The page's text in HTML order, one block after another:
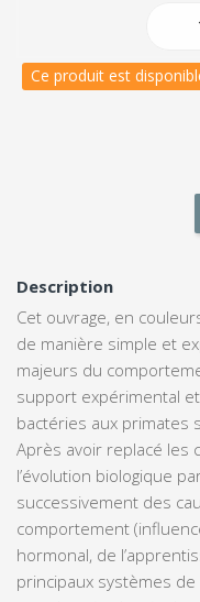
Ce produit est
Description
Cet ouvrage, en
de manière simple et
majeurs du
support expérimental
bactéries aux primates
Après avoir replacé les
l’évolution biologique
successivement des
comportement
hormonal, de
principaux systèmes